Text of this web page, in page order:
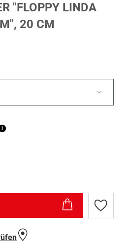
"FLOPPY LINDA
20 CM
i
Zur